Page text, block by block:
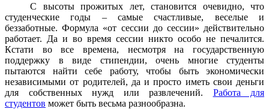
С высоты прожитых лет, становится очевидно, что
студенческие годы – самые счастливые, веселые и
беззаботные. Формула «от сессии до сессии» действительно
работает. Да и во время сессии никто особо не печалится.
Кстати во все времена, несмотря на государственную
поддержку в виде стипендии, очень многие студенты
пытаются найти себе работу, чтобы быть экономически
независимыми от родителей, да и просто иметь свои деньги
для собственных нужд или развлечений. ­ Р­абота для
студентов ­ может быть весьма разнообразна.